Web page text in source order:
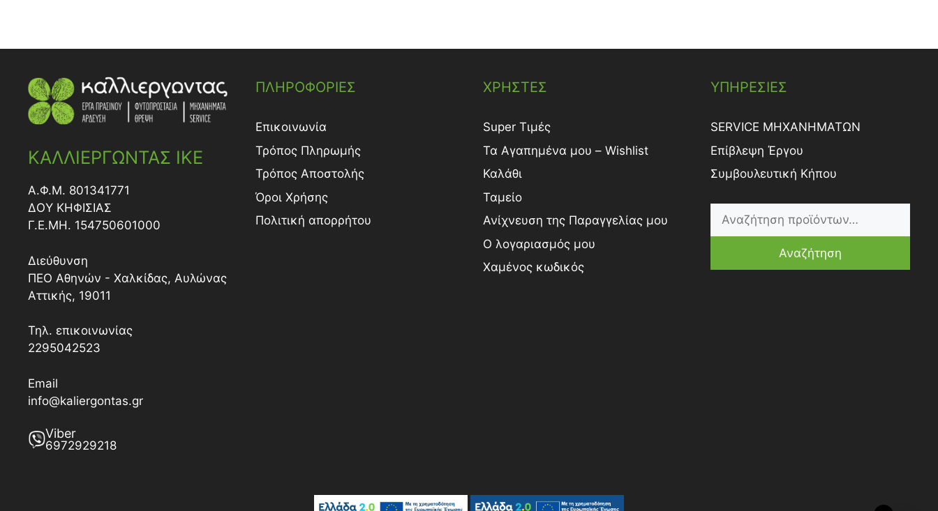
ΚΑΛΛΙΕΡΓΩΝΤΑΣ ΙΚΕ
Α.Φ.Μ. 801341771
ΔΟY ΚΗΦΙΣΙΑΣ
Γ.Ε.ΜΗ. 154750601000
Διεύθυνση
ΠΕΟ Αθηνών - Χαλκίδας, Αυλώνας
Αττικής, 19011
Τηλ. επικοινωνίας
2295042523
Email
info@kaliergontas.gr
Viber
6972929218
ΠΛΗΡΟΦΟΡΙΕΣ
Επικοινωνία
Τρόπος Πληρωμής
Τρόπος Aποστολής
Όροι Χρήσης
Πολιτική απορρήτου
ΧΡΗΣΤΕΣ
Super Τιμές
Τα Αγαπημένα μου – Wishlist
Καλάθι
Ταμείο
Ανίχνευση της Παραγγελίας μου
Ο λογαριασμός μου
Χαμένος κωδικός
ΥΠΗΡΕΣΙΕΣ
SERVICE ΜΗΧΑΝΗΜΑΤΩΝ
Επίβλεψη Έργου
Συμβουλευτική Κήπου
Αναζήτηση